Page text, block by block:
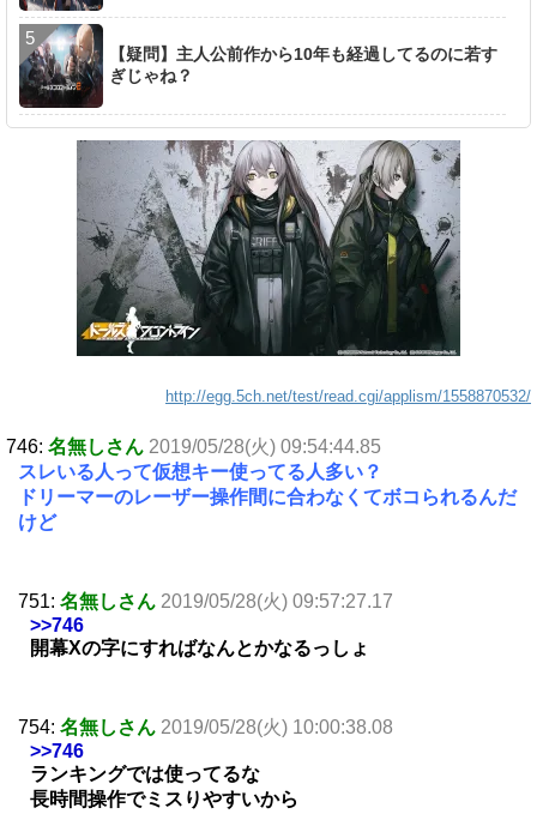
【疑問】主人公前作から10年も経過してるのに若す
ぎじゃね？
http://egg.5ch.net/test/read.cgi/applism/1558870532/
746: 名無しさん 2019/05/28(火) 09:54:44.85
スレいる人って仮想キー使ってる人多い？
ドリーマーのレーザー操作間に合わなくてボコられるんだ
けど
751: 名無しさん 2019/05/28(火) 09:57:27.17
>>746
開幕Xの字にすればなんとかなるっしょ
754: 名無しさん 2019/05/28(火) 10:00:38.08
>>746
ランキングでは使ってるな
長時間操作でミスりやすいから